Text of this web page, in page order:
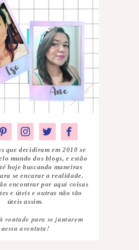
que decidiram em 2010 se
mundo dos blogs, e estão
hoje buscando maneiras
se encarar a realidade.
encontrar por aqui coisas
e úteis e outras não tão
úteis assim.
vontade para se juntarem
nessa aventuta!